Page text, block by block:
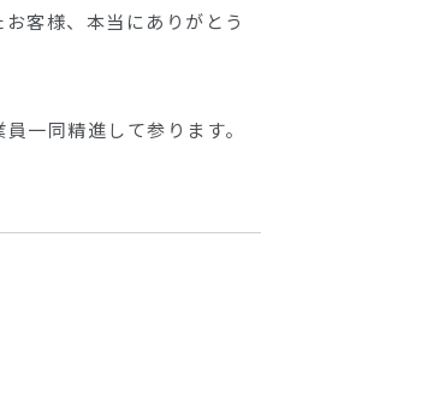
客様、本当にありがとう
一同精進して参ります。